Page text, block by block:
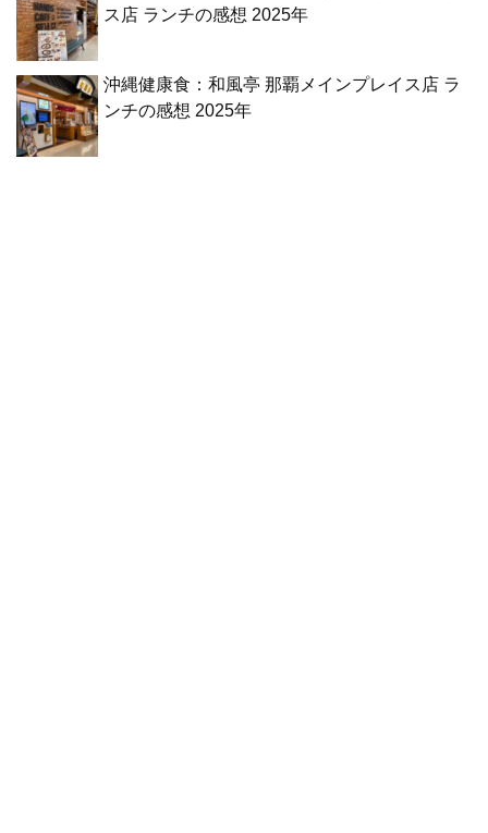
ス店 ランチの感想 2025年
沖縄健康食：和風亭 那覇メインプレイス店 ラ
ンチの感想 2025年